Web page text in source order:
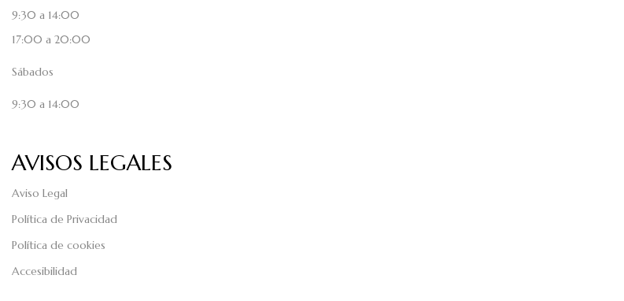
9:30 a 14:00
17:00 a 20:00
Sábados
9:30 a 14:00
AVISOS LEGALES
Aviso Legal
Política de Privacidad
Política de cookies
Accesibilidad